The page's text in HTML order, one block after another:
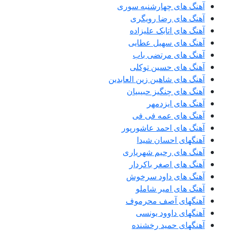
آهنگ های چهارشنبه سوری
آهنگ های رضا رویگری
آهنگ های اتابک علیزاده
آهنگ های سهیل عطایی
آهنگ های مرتضی باب
آهنگ های حسین توکلی
آهنگ های شاهین زین العابدین
آهنگ های چنگیز حبیبیان
آهنگ های ایزدمهر
آهنگ های عمه فی فی
آهنگ های احمد عاشورپور
آهنگهای احسان شیدا
آهنگ های رحیم شهریاری
آهنگ های اصغر باکردار
آهنگ های داود سرخوش
آهنگ های امیر شاملو
آهنگهای آصف محرموف
آهنگهای داوود یونسی
آهنگهای حمید رخشنده